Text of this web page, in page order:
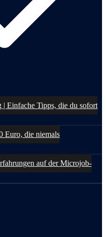
| Einfache Tipps, die du sofort
Euro, die niemals
auf der Microjob-